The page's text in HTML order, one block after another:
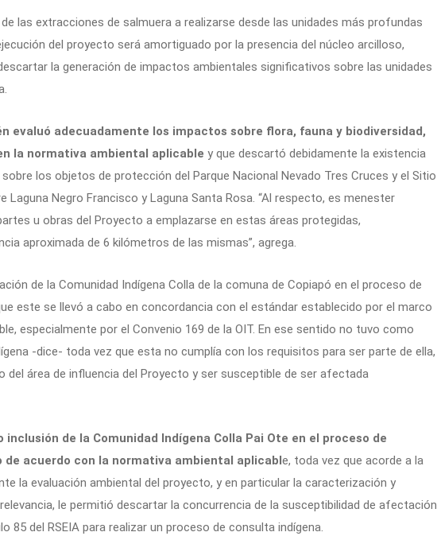
las extracciones de salmuera a realizarse desde las unidades más profundas
del proyecto será amortiguado por la presencia del núcleo arcilloso,
la generación de impactos ambientales significativos sobre las unidades
evaluó adecuadamente los impactos sobre flora, fauna y biodiversidad,
la normativa ambiental aplicable y que descartó debidamente la existencia
los objetos de protección del Parque Nacional Nevado Tres Cruces y el Sitio
Laguna Negro Francisco y Laguna Santa Rosa. “Al respecto, es menester
u obras del Proyecto a emplazarse en estas áreas protegidas,
aproximada de 6 kilómetros de las mismas”, agrega.
de la Comunidad Indígena Colla de la comuna de Copiapó en el proceso de
este se llevó a cabo en concordancia con el estándar establecido por el marco
especialmente por el Convenio 169 de la OIT. En ese sentido no tuvo como
-dice- toda vez que esta no cumplía con los requisitos para ser parte de ella,
del área de influencia del Proyecto y ser susceptible de ser afectada
inclusión de la Comunidad Indígena Colla Pai Ote en el proceso de
acuerdo con la normativa ambiental aplicable, toda vez que acorde a la
la evaluación ambiental del proyecto, y en particular la caracterización y
le permitió descartar la concurrencia de la susceptibilidad de afectación
85 del RSEIA para realizar un proceso de consulta indígena.